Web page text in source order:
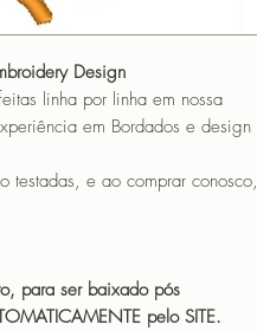
Design
linha por linha em nossa
em Bordados e design
e ao comprar conosco,
para ser baixado pós
pelo SITE.